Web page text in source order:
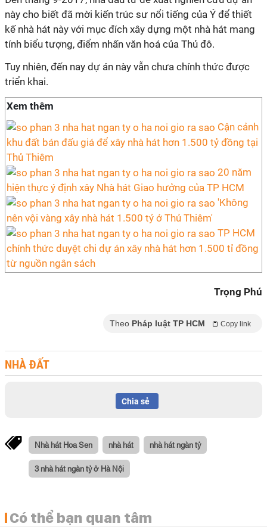
này cho biết đã mời kiến trúc sư nổi tiếng của Ý để thiết
kế nhà hát này với mục đích xây dựng một nhà hát mang
tính biểu tượng, điểm nhấn văn hoá của Thủ đô.
Tuy nhiên, đến nay dự án này vẫn chưa chính thức được
triển khai.
Xem thêm
Cận cảnh
khu đất bán đấu giá để xây nhà hát hơn 1.500 tỷ đồng tại
Thủ Thiêm
20 năm
hiện thực ý định xây Nhà hát Giao hưởng của TP HCM
'Không
nên vội vàng xây nhà hát 1.500 tỷ ở Thủ Thiêm'
TP HCM
chính thức duyệt chi dự án xây nhà hát hơn 1.500 tỉ đồng
từ nguồn ngân sách
Trọng Phú
Theo Pháp luật TP HCM Copy link
NHÀ ĐẤT
Chia sẻ
Nhà hát Hoa Sen nhà hát nhà hát ngàn tỷ
3 nhà hát ngàn tỷ ở Hà Nội
Có thể bạn quan tâm